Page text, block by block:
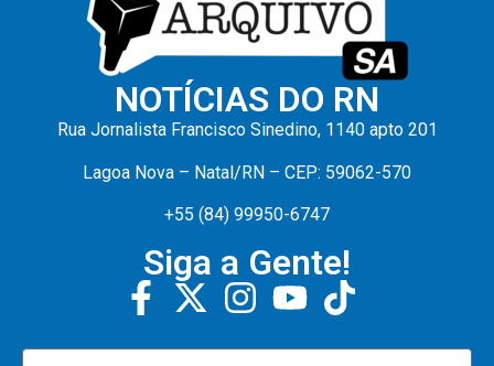
NOTÍCIAS DO RN
Rua Jornalista Francisco Sinedino, 1140 apto 201
Lagoa Nova – Natal/RN – CEP: 59062-570
+55 (84) 99950-6747
Siga a Gente!